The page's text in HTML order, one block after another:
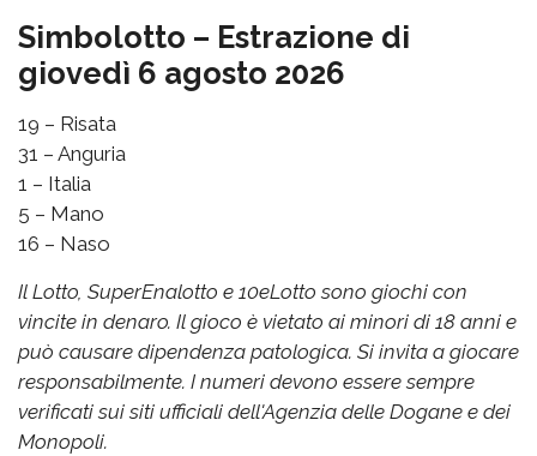
Simbolotto – Estrazione di
giovedì 6 agosto 2026
19 – Risata
31 – Anguria
1 – Italia
5 – Mano
16 – Naso
Il Lotto, SuperEnalotto e 10eLotto sono giochi con
vincite in denaro. Il gioco è vietato ai minori di 18 anni e
può causare dipendenza patologica. Si invita a giocare
responsabilmente. I numeri devono essere sempre
verificati sui siti ufficiali dell'Agenzia delle Dogane e dei
Monopoli.